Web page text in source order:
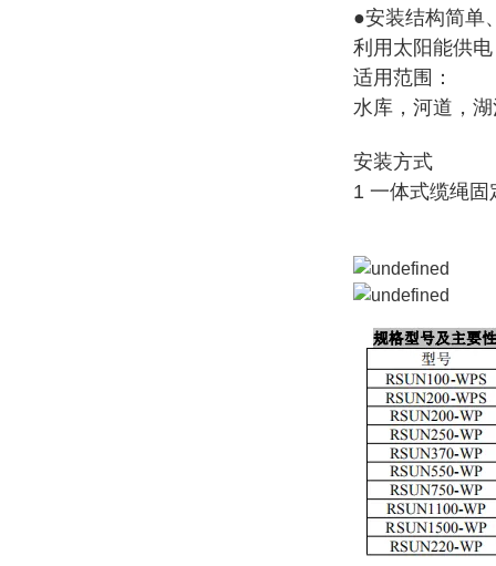
●安装结构简单
利用太阳能供
适用范围：
水库，河道，
安装方式
1 一体式缆绳